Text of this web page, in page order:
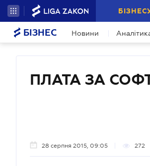
БІЗНЕС Новини
ПЛАТА ЗА
28 серпня 2015, 09:05 272